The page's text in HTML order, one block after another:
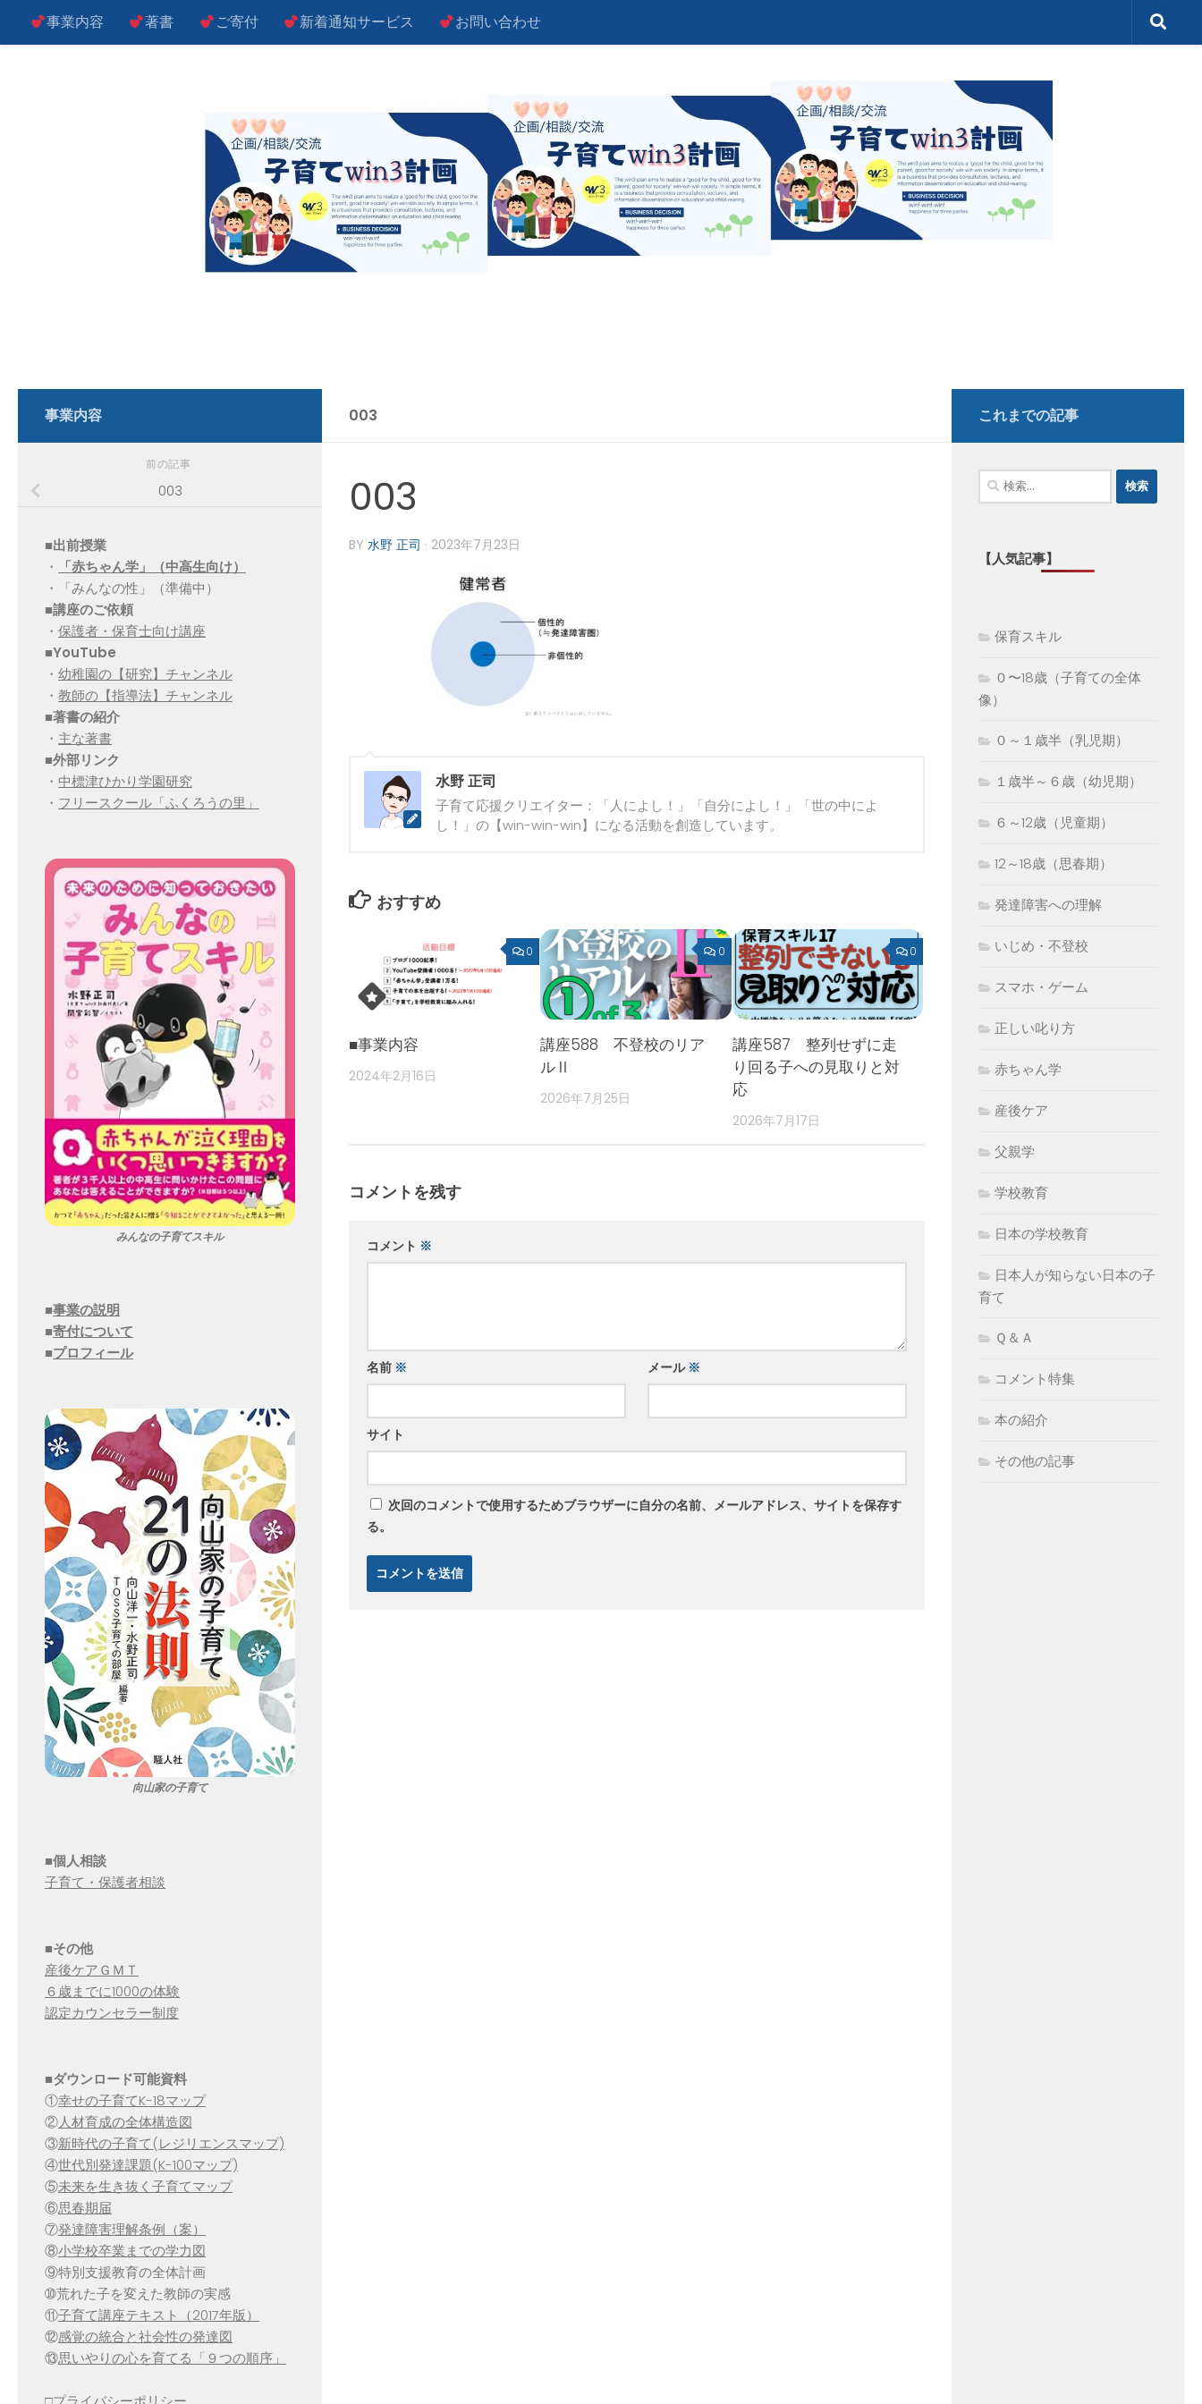
コンテンツへスキップ
事業内容 著書 ご寄付 新着通知サービス お問い合わせ
003
003
BY 水野 正司 · 2023年7月23日
水野 正司
子育て応援クリエイター：「人によし！」「自分によし！」「世の中によ
し！」の【win-win-win】になる活動を創造しています。
おすすめ
0
■事業内容
2024年2月16日
0
講座588 不登校のリア
ルⅡ
2026年7月25日
0
講座587 整列せずに走
り回る子への見取りと対
応
2026年7月17日
コメントを残す
コメント ※
名前 ※ メール ※
サイト
次回のコメントで使用するためブラウザーに自分の名前、メールアドレス、サイトを保存す
る。
事業内容
前の記事
003
■出前授業
・
「赤ちゃん学」（中高生向け）
・「みんなの性」（準備中）
■講座のご依頼
・ 保護者・保育士向け講座
■YouTube
・ 幼稚園の【研究】チャンネル
・ 教師の【指導法】チャンネル
■著書の紹介
・ 主な著書
■外部リンク
・ 中標津ひかり学園研究
・ フリースクール「ふくろうの里」
みんなの子育てスキル
■事業の説明
■寄付について
■プロフィール
向山家の子育て
■個人相談
子育て・保護者相談
■その他
産後ケアＧＭＴ
６歳までに1000の体験
認定カウンセラー制度
■ダウンロード可能資料
①幸せの子育てK-18マップ
②人材育成の全体構造図
③新時代の子育て(レジリエンスマップ)
④世代別発達課題(K-100マップ)
⑤未来を生き抜く子育てマップ
⑥思春期届
⑦発達障害理解条例（案）
⑧小学校卒業までの学力図
⑨特別支援教育の全体計画
➉荒れた子を変えた教師の実感
⑪子育て講座テキスト（2017年版）
⑫感覚の統合と社会性の発達図
⑬思いやりの心を育てる「９つの順序」
これまでの記事
検
索:
【人気記事】
保育スキル
０〜18歳（子育ての全体
像）
０～１歳半（乳児期）
１歳半～６歳（幼児期）
６～12歳（児童期）
12～18歳（思春期）
発達障害への理解
いじめ・不登校
スマホ・ゲーム
正しい叱り方
赤ちゃん学
産後ケア
父親学
学校教育
日本の学校教育
日本人が知らない日本の子
育て
Ｑ＆Ａ
コメント特集
本の紹介
その他の記事